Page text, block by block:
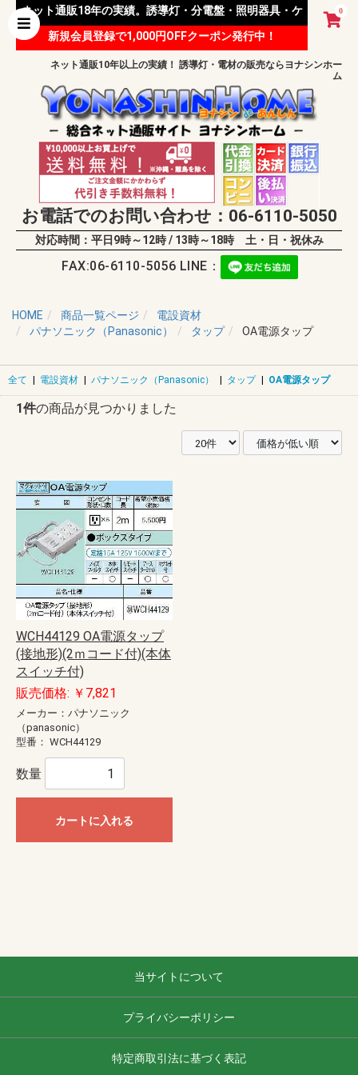
0
ネット通販18年の実績。誘導灯・分電盤・照明器具・ケ
ーブル等 様々な資材を取り扱っています。
新規会員登録で1,000円OFFクーポン発行中！
ネット通販10年以上の実績！ 誘導灯・電材の販売ならヨナシンホー
ム
お電話でのお問い合わせ：06-6110-5050
対応時間：平日9時～12時 / 13時～18時 土・日・祝休み
FAX:06-6110-5056 LINE：
HOME 商品一覧ページ
電設資材
パナソニック（Panasonic）
タップ OA電源タップ
全て | 電設資材 | パナソニック（Panasonic） | タップ | OA電源タップ
1件の商品が見つかりました
WCH44129 OA電源タップ
(接地形)(2ｍコード付)(本体
スイッチ付)
販売価格: ￥7,821
メーカー：パナソニック
（panasonic）
型番： WCH44129
数量
カートに入れる
当サイトについて
プライバシーポリシー
特定商取引法に基づく表記